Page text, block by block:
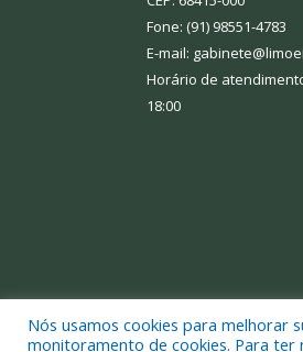
Fone: (91) 98551-4783
E-mail:
Horário de
18:00
Todos os direitos
Nós usamos cookies para melhorar
monitoramento de cookies. Para ter